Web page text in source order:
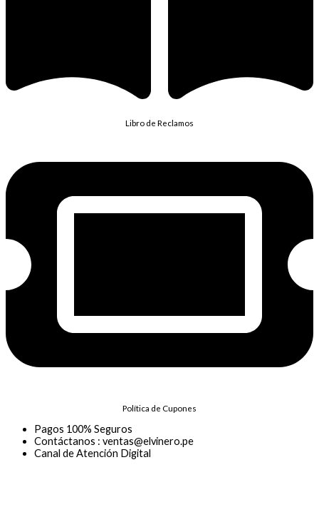
Libro de Reclamos
Política de Cupones
Pagos 100% Seguros
Contáctanos : ventas@elvinero.pe
Canal de Atención Digital